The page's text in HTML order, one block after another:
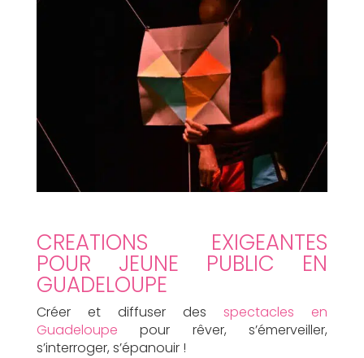
CREATIONS EXIGEANTES
POUR JEUNE PUBLIC EN
GUADELOUPE
Créer et diffuser desspectacles en
Guadeloupe pour rêver, s’émerveiller,
s’interroger, s’épanouir !